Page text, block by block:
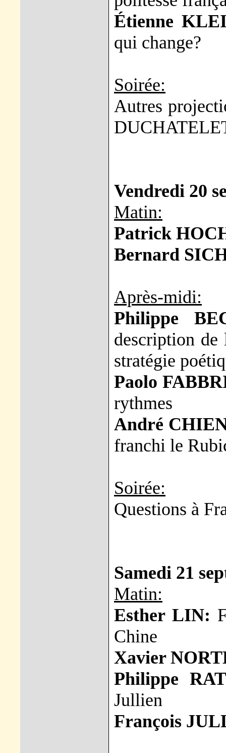
Étienne
qui change?
Soirée:
Autres
Vendredi 20
Matin:
Patrick
Bernard
Après-midi:
Philippe
description
stratégie
Paolo
rythmes
André
franchi le
Soirée:
Questions à
Samedi 21
Matin:
Esther LIN:
Chine
Xavier
Philippe
Jullien
François